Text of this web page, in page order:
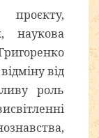
наукова
від
роль